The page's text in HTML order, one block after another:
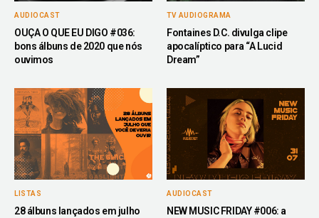
AUDIOCAST
OUÇA O QUE EU DIGO #036:
bons álbuns de 2020 que nós
ouvimos
TV AUDIOGRAMA
Fontaines D.C. divulga clipe
apocalíptico para “A Lucid
Dream”
LISTAS
28 álbuns lançados em julho
AUDIOCAST
NEW MUSIC FRIDAY #006: a